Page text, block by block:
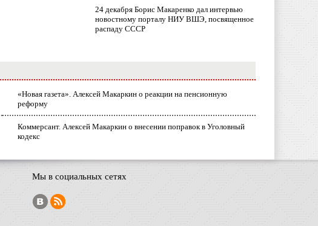
24 декабря Борис Макаренко дал интервью
новостному порталу НИУ ВШЭ, посвященное
распаду СССР
«Новая газета». Алексей Макаркин о реакции на пенсионную
реформу
Коммерсант. Алексей Макаркин о внесении поправок в Уголовный
кодекс
Мы в социальных сетях